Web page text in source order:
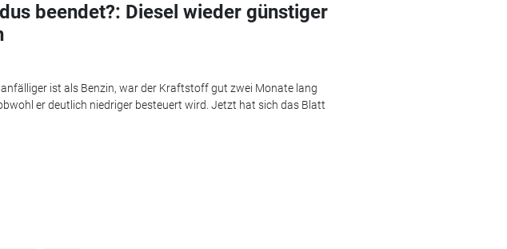
beendet?: Diesel wieder günstiger
ist als Benzin, war der Kraftstoff gut zwei Monate lang
er deutlich niedriger besteuert wird. Jetzt hat sich das Blatt